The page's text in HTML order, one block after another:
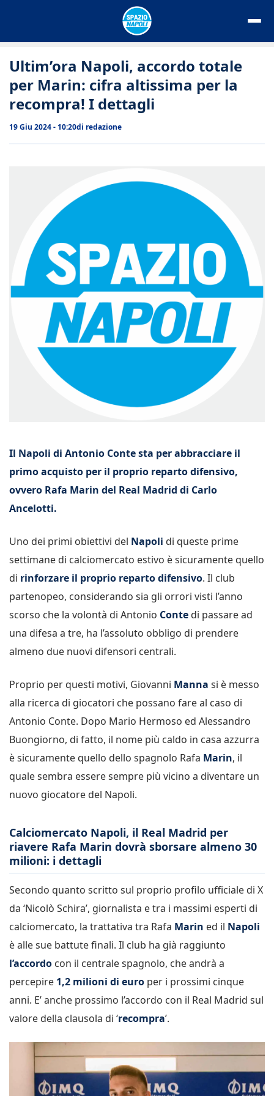
Ultim’ora Napoli, accordo totale
per Marin: cifra altissima per la
recompra! I dettagli
19 Giu 2024 - 10:20di redazione
Il Napoli di Antonio Conte sta per abbracciare il
primo acquisto per il proprio reparto difensivo,
ovvero Rafa Marin del Real Madrid di Carlo
Ancelotti.
Uno dei primi obiettivi del Napoli di queste prime
settimane di calciomercato estivo è sicuramente quello
di rinforzare il proprio reparto difensivo. Il club
partenopeo, considerando sia gli orrori visti l’anno
scorso che la volontà di Antonio Conte di passare ad
una difesa a tre, ha l’assoluto obbligo di prendere
almeno due nuovi difensori centrali.
Proprio per questi motivi, Giovanni Manna si è messo
alla ricerca di giocatori che possano fare al caso di
Antonio Conte. Dopo Mario Hermoso ed Alessandro
Buongiorno, di fatto, il nome più caldo in casa azzurra
è sicuramente quello dello spagnolo Rafa Marin, il
quale sembra essere sempre più vicino a diventare un
nuovo giocatore del Napoli.
Calciomercato Napoli, il Real Madrid per
riavere Rafa Marin dovrà sborsare almeno 30
milioni: i dettagli
Secondo quanto scritto sul proprio profilo ufficiale di X
da ‘Nicolò Schira’, giornalista e tra i massimi esperti di
calciomercato, la trattativa tra Rafa Marin ed il Napoli
è alle sue battute finali. Il club ha già raggiunto
l’accordo con il centrale spagnolo, che andrà a
percepire 1,2 milioni di euro per i prossimi cinque
anni. E’ anche prossimo l’accordo con il Real Madrid sul
valore della clausola di ‘recompra’.